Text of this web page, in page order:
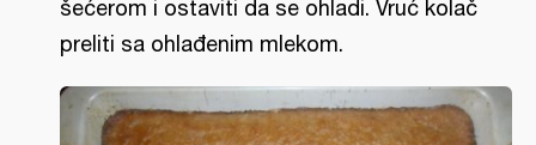
šećerom i ostaviti da se ohladi. Vruć kolač
preliti sa ohlađenim mlekom.